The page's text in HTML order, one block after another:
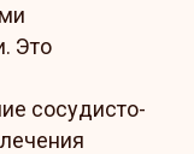
Это
сосудисто-